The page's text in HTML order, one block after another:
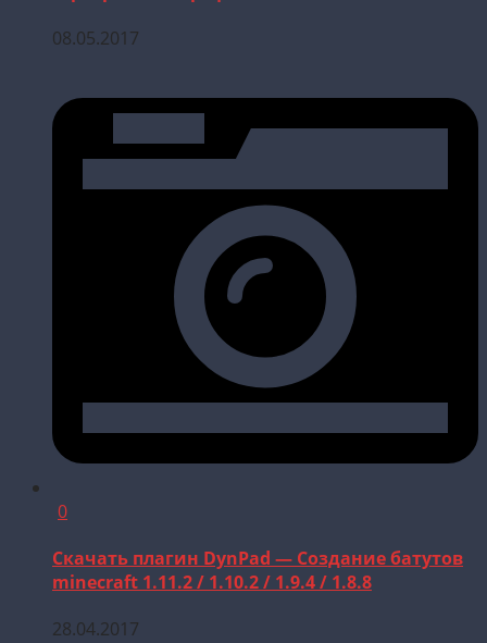
08.05.2017
0
Скачать плагин DynPad — Создание батутов
minecraft 1.11.2 / 1.10.2 / 1.9.4 / 1.8.8
28.04.2017